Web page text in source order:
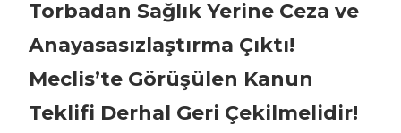
Torbadan Sağlık Yerine Ceza ve
Anayasasızlaştırma Çıktı!
Meclis’te Görüşülen Kanun
Teklifi Derhal Geri Çekilmelidir!